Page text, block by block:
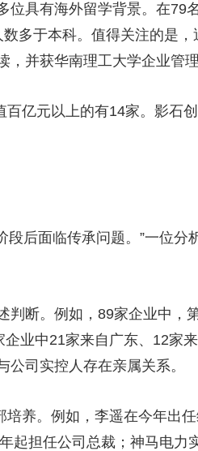
具有海外留学背景。在79
多于本科。值得关注的是
并获华南理工大学企业管理
元以上的有14家。影石
后面临传承问题。”一位分
断。例如，89家企业中，
业中21家来自广东、12家
司实控人存在亲属关系。
养。例如，李遥在今年出
起担任公司总裁；神马电力